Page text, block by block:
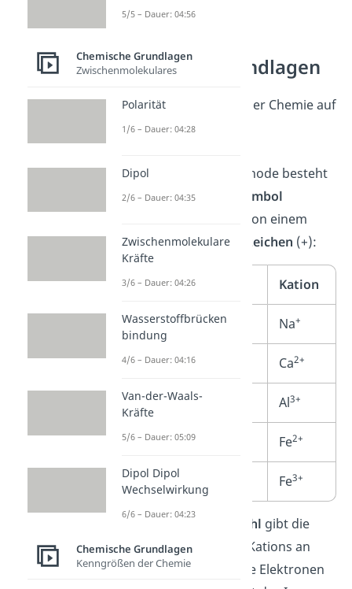
Kationen Grundlagen
Kationen werden in der Chemie auf
verschiedene Weise
gebräuchlichste Methode besteht
darin, dasElementsymbol
verwenden, gefolgt von einem
hochgestellten Pluszeichen (+):
Element Kation
Natrium Na+
Calcium Ca2+
Aluminium Al3+
Eisen (zweiwertig) Fe2+
Eisen (dreiwertig) Fe3+
Die hochgestellte Zahl gibt die
positive Ladung des Kations an
und zeigt an, wie viele Elektronen
5/5 – Dauer: 04:56
Chemische Grundlagen
Zwischenmolekulares
Polarität
1/6 – Dauer: 04:28
Dipol
2/6 – Dauer: 04:35
Zwischenmolekulare
Kräfte
3/6 – Dauer: 04:26
Wasserstoffbrücken
bindung
4/6 – Dauer: 04:16
Van-der-Waals-
Kräfte
5/6 – Dauer: 05:09
Dipol Dipol
Wechselwirkung
6/6 – Dauer: 04:23
Chemische Grundlagen
Kenngrößen der Chemie